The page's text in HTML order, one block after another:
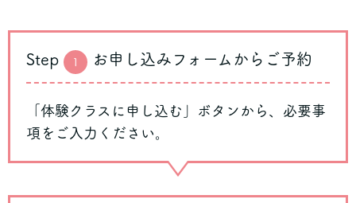
Step 1 お申し込みフォームからご予約
「体験クラスに申し込む」ボタンから、必要事
項をご入力ください。